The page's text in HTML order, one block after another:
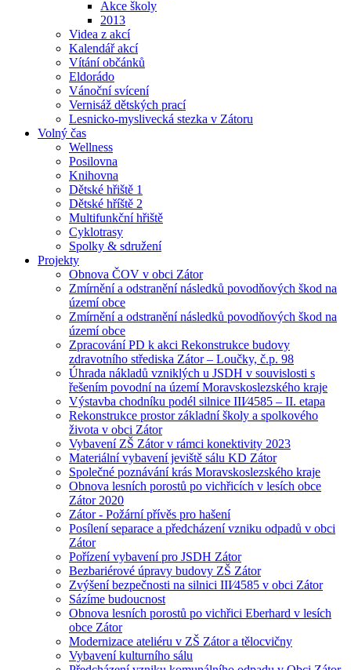
Akce školy
2013
Videa z akcí
Kalendář akcí
Vítání občánků
Eldorádo
Vánoční svícení
Vernisáž dětských prací
Lesnicko-myslivecká stezka v Zátoru
Volný čas
Wellness
Posilovna
Knihovna
Dětské hřiště 1
Dětské hříště 2
Multifunkční hřiště
Cyklotrasy
Spolky & sdružení
Projekty
Obnova ČOV v obci Zátor
Zmírnění a odstranění následků povodňových škod na
území obce
Zmírnění a odstranění následků povodňových škod na
území obce
Zpracování PD k akci Rekonstrukce budovy
zdravotního střediska Zátor – Loučky, č.p. 98
Úhrada nákladů vzniklých u JSDH v souvislosti s
řešením povodní na území Moravskoslezského kraje
Výstavba chodníku podél silnice III⁄4585 – II. etapa
Rekonstrukce prostor základní školy a spolkového
života v obci Zátor
Vybavení ZŠ Zátor v rámci konektivity 2023
Materiální vybavení jeviště sálu KD Zátor
Společné poznávání krás Moravskoslezského kraje
Obnova lesních porostů po vichřicích v lesích obce
Zátor 2020
Zátor - Požární přívěs pro hašení
Posílení separace a předcházení vzniku odpadů v obci
Zátor
Pořízení vybavení pro JSDH Zátor
Bezbariérové úpravy budovy ZŠ Zátor
Zvýšení bezpečnosti na silnici III⁄4585 v obci Zátor
Sázíme budoucnost
Obnova lesních porostů po vichřici Eberhard v lesích
obce Zátor
Modernizace ateliéru v ZŠ Zátor a tělocvičny
Vybavení kulturního sálu